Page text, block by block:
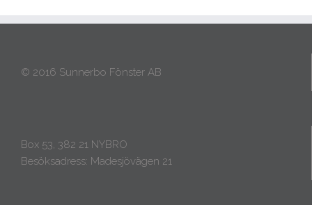
© 2016 Sunnerbo Fönster AB
Box 53, 382 21 NYBRO
Besöksadress: Madesjövägen 21